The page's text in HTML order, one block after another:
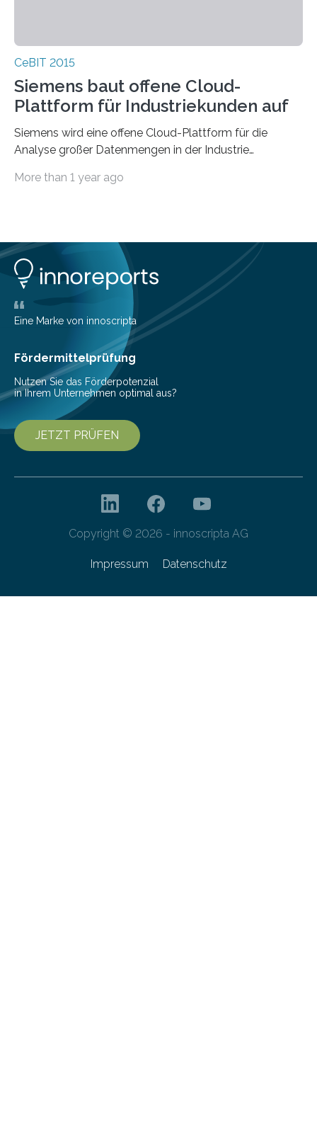
CeBIT 2015
Siemens baut offene Cloud-
Plattform für Industriekunden auf
Siemens wird eine offene Cloud-Plattform für die
Analyse großer Datenmengen in der Industrie
Services,…
More than 1 year ago
Eine Marke von innoscripta
Fördermittelprüfung
Nutzen Sie das Förderpotenzial
in Ihrem Unternehmen optimal aus?
JETZT PRÜFEN
Copyright © 2026 - innoscripta AG
Impressum Datenschutz